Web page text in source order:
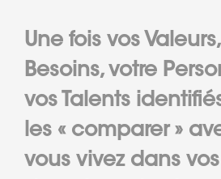
Une fois vos
Besoins, votre
vos Talents
les « comparer »
vous vivez dans